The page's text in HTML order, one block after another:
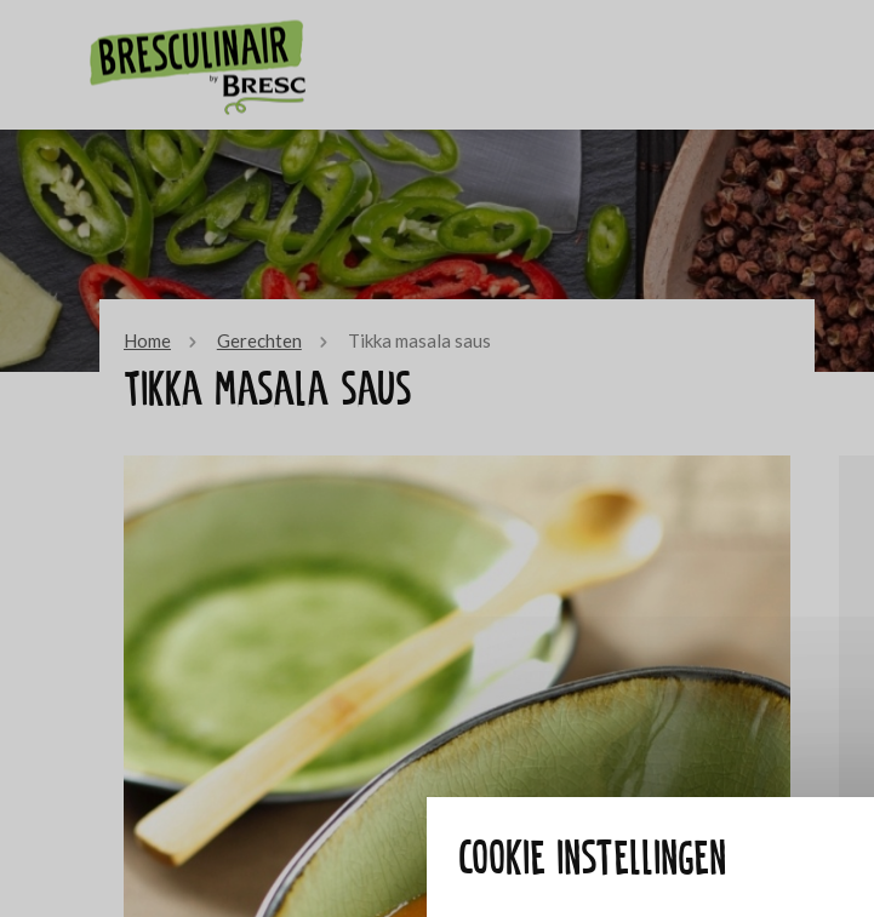
Cookie instellingen
Home Gerechten Tikka masala saus
Tikka masala saus